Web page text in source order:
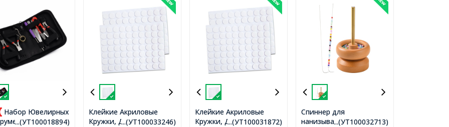
...(УТ100018894)
Набор Ювелирных
для
...(УТ100033246)
Клейкие Акриловые
Кружки, Двусторонний
...(УТ100031872)
Клейкие Акриловые
Кружки, Двусторонний
...(УТ100032713)
Спиннер для
нанизывания бисера с 2